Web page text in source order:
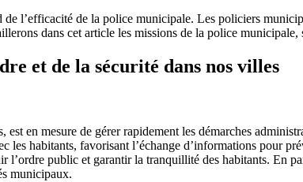
l’efficacité de la police municipale. Les policiers
dans cet article les missions de la police
et de la sécurité dans nos villes
en mesure de gérer rapidement les démarches
les habitants, favorisant l’échange d’informations pour
l’ordre public et garantir la tranquillité des habitants. En
municipaux.